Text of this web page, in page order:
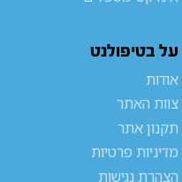
על בטיפולנט
אודות
צוות האתר
תקנון אתר
מדיניות פרטיות
הצהרת נגישות